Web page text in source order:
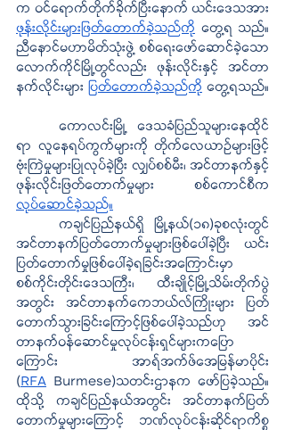
ဖုန်းလိုင်းများဖြတ်တောက်ခဲ့သည်ကို တွေ့ရ သည်။
ညီနောင်မဟာမိတ်သုံးဖွဲ့ စစ်ရေးဖော်ဆောင်ခဲ့သော
လောက်ကိုင်မြို့တွင်လည်း ဖုန်းလိုင်းနှင့် အင်တာ
နက်လိုင်းများ ပြတ်တောက်ခဲ့သည်ကို ​ တွေ့ရသည်။
ကောလင်းမြို့ ဒေသခံပြည်သူများနေထိုင်
ရာ လူနေရပ်ကွက်များကို တိုက်လေယာဉ်များဖြင့်
ဗုံးကြဲမှုများပြုလုပ်ခဲ့ပြီး လျှပ်စစ်မီး၊ အင်တာနက်နှင့်
လုပ်ဆောင်ခဲ့သည်။
ကချင်ပြည်နယ်ရှိ မြို့နယ်(၁၈)ခုစလုံးတွင်
အင်တာနက်ပြတ်တောက်မှုများဖြစ်ပေါ်ခဲ့ပြီး ယင်း
ပြတ်တောက်မှုဖြစ်ပေါ်ခဲ့ရခြင်းအကြောင်းမှာ
စစ်ကိုင်းတိုင်းဒေသကြီး၊ ထီးချိုင့်မြို့သိမ်းတိုက်ပွဲ
အတွင်း အင်တာနက်ကေဘယ်လ်ကြိုးများ ပြတ်
တောက်သွားခြင်းကြောင့်ဖြစ်ပေါ်ခဲ့သည်ဟု အင်
တာနက်ဝန်ဆောင်မှုလုပ်ငန်းရှင်များကပြော
ကြောင်း အာရ်အက်ဖ်အေမြန်မာပိုင်း
(RFA Burmese)သတင်းဌာနက ဖော်ပြခဲ့သည်။
ထိုသို့ ကချင်ပြည်နယ်အတွင်း အင်တာနက်ပြတ်
တောက်မှုများကြောင့် ဘဏ်လုပ်ငန်းဆိုင်ရာကိစ္စ